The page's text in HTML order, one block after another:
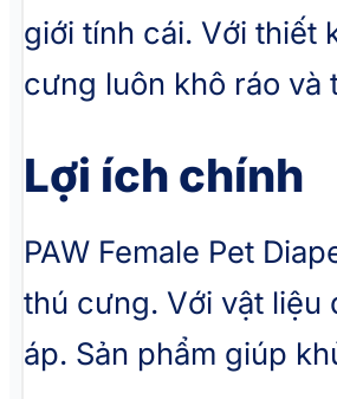
giới tính cái. Với thiết
cưng luôn khô ráo và
Lợi ích chính
PAW Female Pet
thú cưng. Với vật liệu
áp. Sản phẩm giúp
Diapers
L
số